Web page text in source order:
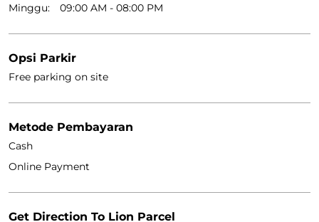
Get Direction To Lion Parcel
Bandung, Jawa Barat, Indonesia
Drop Point Lainnya
Lion Parcel Drop Point masuk
Lion Parcel Drop Point masuk Bandung